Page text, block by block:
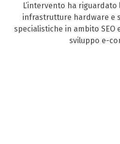
L’intervento ha riguardato
infrastrutture hardware e
specialistiche in ambito SEO
sviluppo e-